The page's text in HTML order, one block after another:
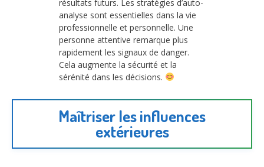
résultats futurs. Les stratégies d’auto-
analyse sont essentielles dans la vie
professionnelle et personnelle. Une
personne attentive remarque plus
rapidement les signaux de danger.
Cela augmente la sécurité et la
sérénité dans les décisions.
Maîtriser les influences
extérieures